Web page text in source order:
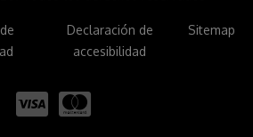
Declaración de
accesibilidad
Sitemap